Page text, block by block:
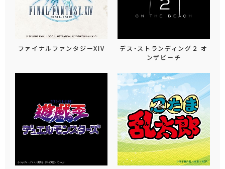
ファイナルファンタジーXIV
デス・ストランディング２ オ
ンザビーチ